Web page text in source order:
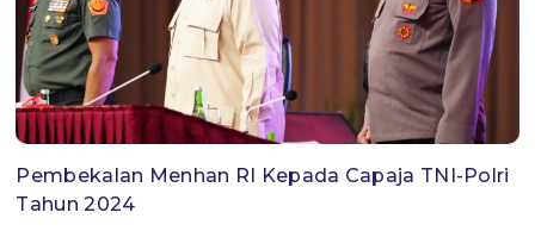
Pembekalan Menhan RI Kepada Capaja TNI-Polri
Tahun 2024